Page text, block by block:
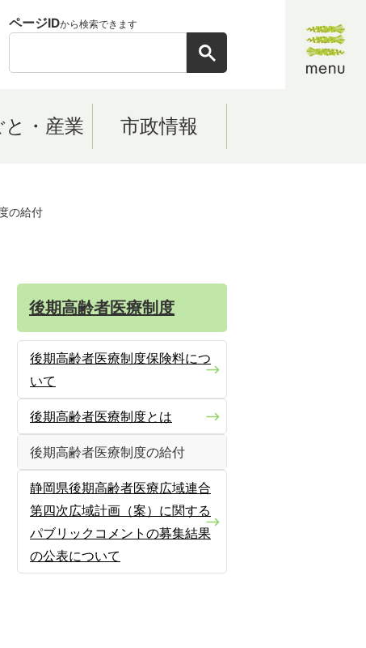
ページIDから検索できます
と・産業 市政情報
の給付
後期高齢者医療制度
後期高齢者医療制度保険料につ
いて
後期高齢者医療制度とは
後期高齢者医療制度の給付
静岡県後期高齢者医療広域連合
第四次広域計画（案）に関する
パブリックコメントの募集結果
の公表について